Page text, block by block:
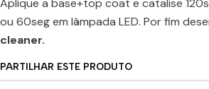
Aplique a base+top coat e catalise
ou 60seg em lâmpada LED. Por fim
cleaner.
PARTILHAR ESTE PRODUTO